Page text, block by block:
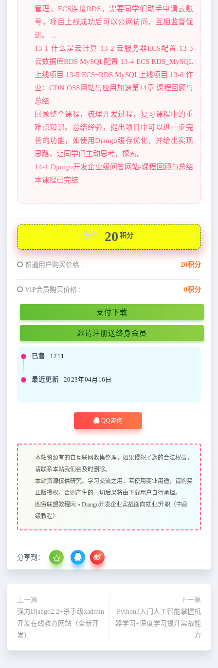
管理，ECS连接RDS。需要同学们动手申请云账
号，项目上线成功后可以公网访问，互相监督促
进。 ...
13-1 什么是云计算 13-2 云服务器ECS配置 13-3
云数据库RDS MySQL配置 13-4 ECS RDS_MySQL
上线项目 13-5 ECS+RDS MySQL上线项目 13-6 作
业：CDN OSS网站与应用加速第14章 课程回顾与
总结
回顾整个课程，梳理开发过程，复习课程中的重
难点知识。总结经验，提出项目中可以进一步完
善的功能，如使用Django缓存优化，并给出实现
思路，让同学们主动思考，探索。
14-1 Django开发企业级问答网站-课程回顾与总结
本课程已完结
原价： 20 积分
普通用户购买价格 : 20积分
VIP会员购买价格 : 0积分
支付下载
邀请注册送终身会员
已售 1211
最近更新 2023年04月16日
QQ咨询
本站资源有的自互联网收集整理，如果侵犯了您的合法权益，
请联系本站我们会及时删除。
本站资源仅供研究、学习交流之用，若使用商业用途，请购买
正版授权，否则产生的一切后果将由下载用户自行承担。
图穷联盟教程网 »
Django开发企业实战面向就业/升职（中高
级教程）
分享到：
上一篇
强力Django2.2+杀手级xadmin
开发在线教育网站（全新开
发）
下一篇
Python3入门人工智能掌握机
器学习+深度学习提升实战能
力